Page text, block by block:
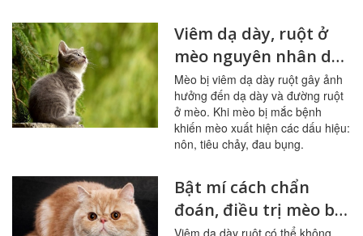
Viêm dạ dày, ruột ở
mèo nguyên nhân do
đâu?
Mèo bị viêm dạ dày ruột gây ảnh
hưởng đến dạ dày và đường ruột
ở mèo. Khi mèo bị mắc bệnh
khiến mèo xuất hiện các dấu hiệu:
nôn, tiêu chảy, đau bụng.
Bật mí cách chẩn
đoán, điều trị mèo bị